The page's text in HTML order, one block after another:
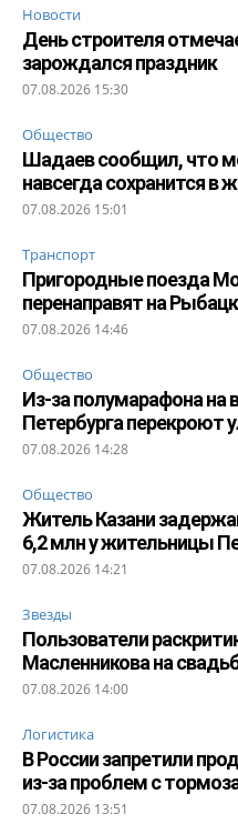
Новости
День строителя
зарождался праздник
07.08.2026 15:30
Общество
Шадаев сообщил, что
навсегда сохранится в
07.08.2026 15:01
Транспорт
Пригородные поезда
перенаправят на
07.08.2026 14:46
Общество
Из-за полумарафона на
Петербурга перекроют
07.08.2026 14:28
Общество
Житель Казани
6,2 млн у жительницы
07.08.2026 14:21
Звезды
Пользователи
Масленникова на
07.08.2026 14:00
Логистика
В России запретили
из-за проблем с
07.08.2026 13:51